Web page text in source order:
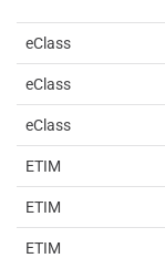
eClass
eClass
eClass
ETIM
ETIM
ETIM